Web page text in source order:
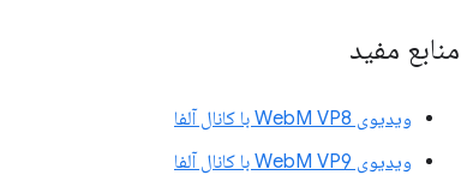
منابع مفید
ویدیوی WebM VP8 با کانال آلفا
ویدیوی WebM VP9 با کانال آلفا